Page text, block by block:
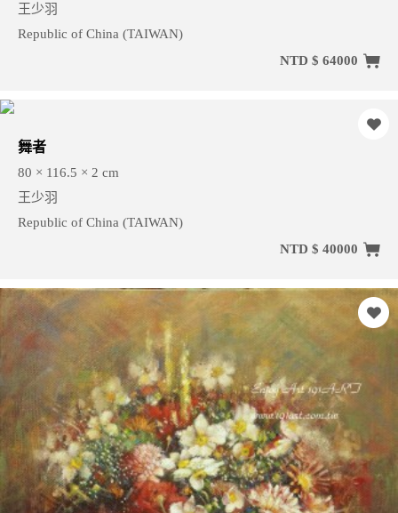
王少羽
Republic of China (TAIWAN)
NTD $ 64000
舞者
80 × 116.5 × 2 cm
王少羽
Republic of China (TAIWAN)
NTD $ 40000